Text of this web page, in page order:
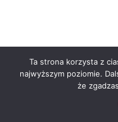
Ta strona korzysta z
najwyższym poziomie.
że